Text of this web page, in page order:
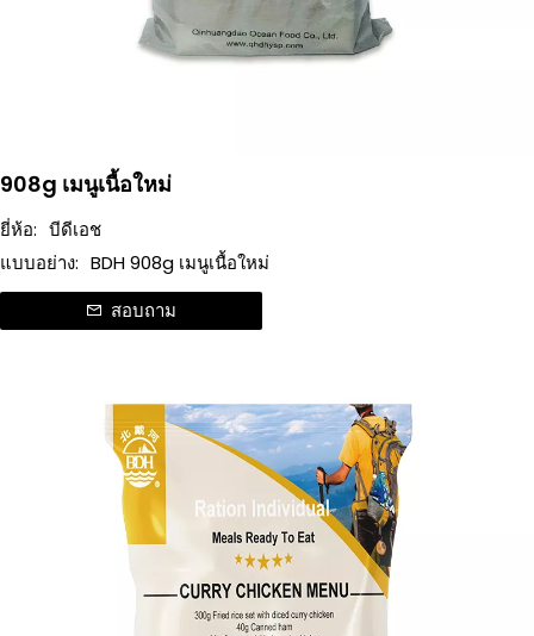
908g เมนูเนื้อใหม่
ยี่ห้อ: บีดีเอช
แบบอย่าง: BDH 908g เมนูเนื้อใหม่
สอบถาม